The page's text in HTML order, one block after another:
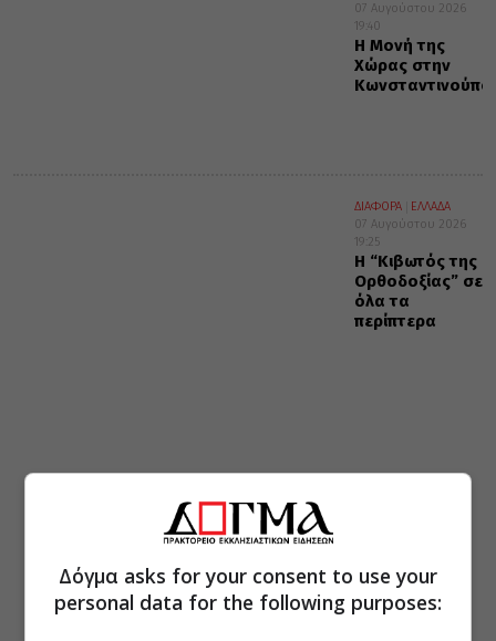
07 Αυγούστου 2026
19:40
Η Μονή της
Χώρας στην
ΔΙΑΦΟΡΑ
ΕΛΛΑΔΑ
07 Αυγούστου 2026
19:25
Η “Κιβωτός της
Ορθοδοξίας” σε
όλα τα
περίπτερα
Δόγμα asks for your consent to use your
personal data for the following purposes: